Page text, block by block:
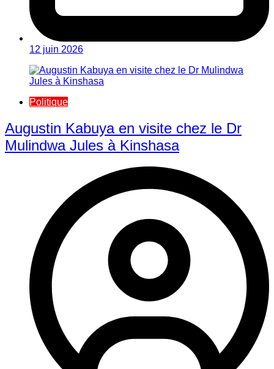
12 juin 2026
Politique
Augustin Kabuya en visite chez le Dr
Mulindwa Jules à Kinshasa